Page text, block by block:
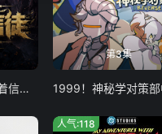
当上神明后，我带着信徒干翻了废土
第3集
人气:118